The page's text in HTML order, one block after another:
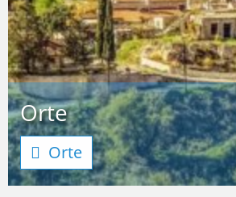
Orte
Orte